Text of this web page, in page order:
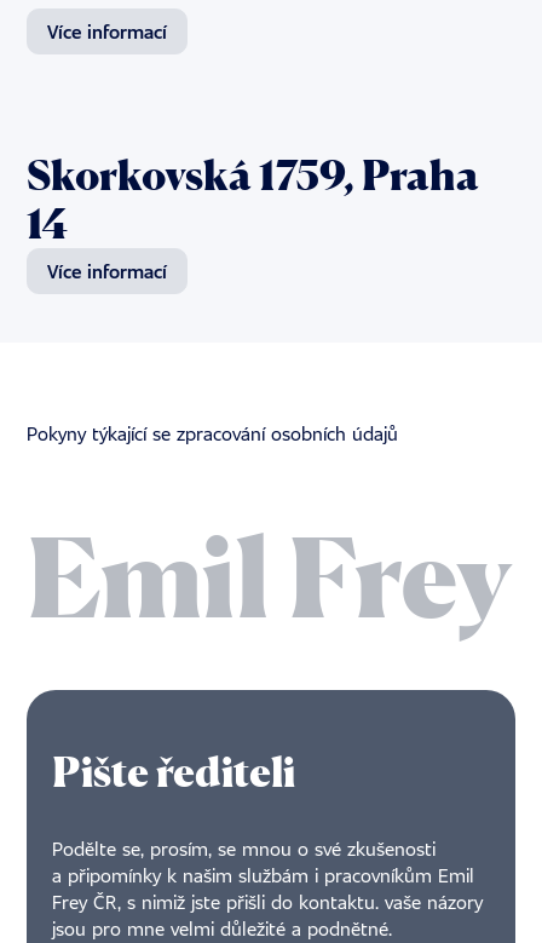
Více informací
Skorkovská 1759, Praha
14
Více informací
Pokyny týkající se zpracování osobních údajů
Pište řediteli
Podělte se, prosím, se mnou o své zkušenosti
a připomínky k našim službám i pracovníkům Emil
Frey ČR, s nimiž jste přišli do kontaktu. vaše názory
jsou pro mne velmi důležité a podnětné.